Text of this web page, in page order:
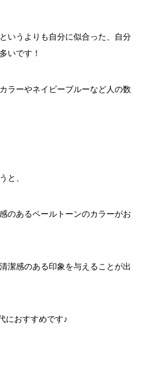
いうよりも自分に似合った、自分
いです！
ラーやネイビーブルーなど人の数
と、
のあるペールトーンのカラーがお
潔感のある印象を与えることが出
におすすめです♪